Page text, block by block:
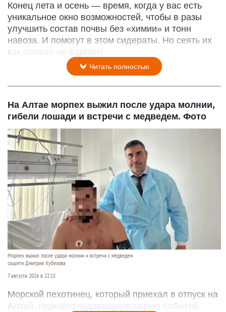
Конец лета и осень — время, когда у вас есть
уникальное окно возможностей, чтобы в разы
улучшить состав почвы без «химии» и тонн
навоза. И помогут в этом сидераты. Но сеять их
как попало не вариант.
Читать полностью
На Алтае морпех выжил после удара молнии,
гибели лошади и встречи с медведем. Фото
Морпех выжил после удара молнии и встречи с медведем
соцсети Дмитрия Хубезова
7 августа 2026 в 22:15
Морской пехотинец, который приехал в отпуск на
Алтай, пережил чудовищную серию событий.